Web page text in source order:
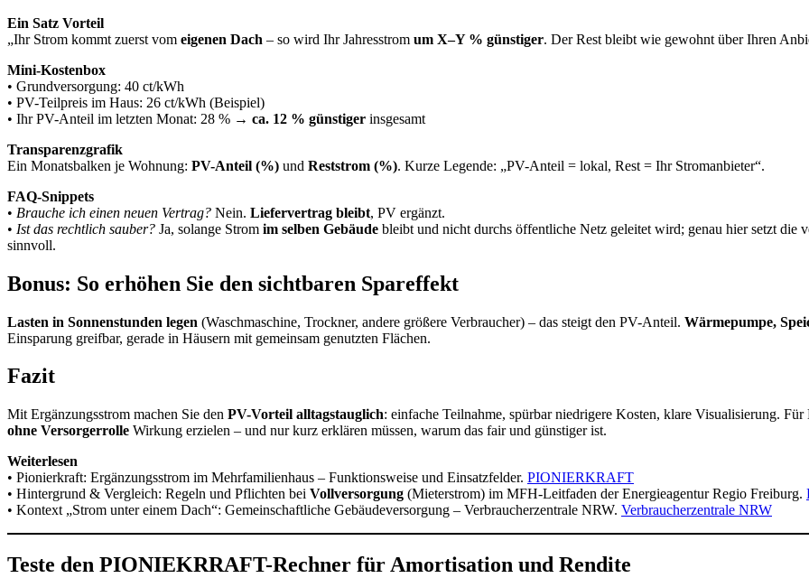
Ein Satz Vorteil
„Ihr Strom kommt zuerst vom eigenen Dach – so wird Ihr Jahresstrom um X–Y % günstiger. Der Rest bleibt wie gewohnt über Ihren
Mini-Kostenbox
• Grundversorgung: 40 ct/kWh
• PV-Teilpreis im Haus: 26 ct/kWh (Beispiel)
• Ihr PV-Anteil im letzten Monat: 28 % → ca. 12 % günstiger insgesamt
Transparenzgrafik
Ein Monatsbalken je Wohnung: PV-Anteil (%) und Reststrom (%). Kurze Legende: „PV-Anteil = lokal, Rest = Ihr Stromanbieter“.
FAQ-Snippets
• Brauche ich einen neuen Vertrag? Nein. Liefervertrag bleibt, PV ergänzt.
• Ist das rechtlich sauber? Ja, solange Strom im selben Gebäude bleibt und nicht durchs öffentliche Netz geleitet wird; genau hier setzt
sinnvoll.
Bonus: So erhöhen Sie den sichtbaren Spareffekt
Lasten in Sonnenstunden legen (Waschmaschine, Trockner, andere größere Verbraucher) – das steigt den PV-Anteil. Wärmepumpe,
Einsparung greifbar, gerade in Häusern mit gemeinsam genutzten Flächen.
Fazit
Mit Ergänzungsstrom machen Sie den PV-Vorteil alltagstauglich: einfache Teilnahme, spürbar niedrigere Kosten, klare Visualisierung. Für
ohne Versorgerrolle Wirkung erzielen – und nur kurz erklären müssen, warum das fair und günstiger ist.
Weiterlesen
• Pionierkraft: Ergänzungsstrom im Mehrfamilienhaus – Funktionsweise und Einsatzfelder. PIONIERKRAFT
• Hintergrund & Vergleich: Regeln und Pflichten bei Vollversorgung (Mieterstrom) im MFH-Leitfaden der Energieagentur Regio Freiburg.
• Kontext „Strom unter einem Dach“: Gemeinschaftliche Gebäudeversorgung – Verbraucherzentrale NRW. Verbraucherzentrale NRW
Teste den PIONIEKRRAFT-Rechner für Amortisation und Rendite